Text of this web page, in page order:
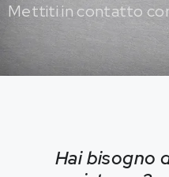
Mettiti in contatto
Hai bisogno